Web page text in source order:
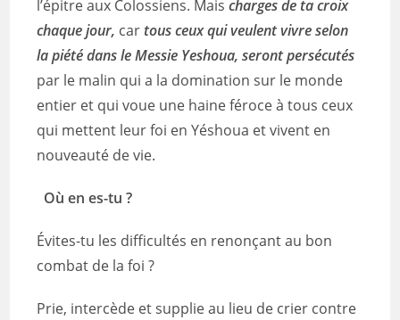
l’épitre aux Colossiens. Maischarges de ta croix
chaque jour, car tous ceux qui veulent vivre selon
la piété dans le Messie Yeshoua, seront persécutés
par le malin qui a la domination sur le monde
entier et qui voue une haine féroce à tous ceux
qui mettent leur foi en Yéshoua et vivent en
nouveauté de vie.
Où en es-tu ?
Évites-tu les difficultés en renonçant au bon
combat de la foi ?
Prie, intercède et supplie au lieu de crier contre